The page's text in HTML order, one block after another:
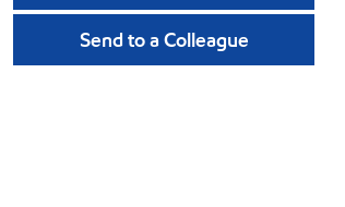
Send to a Colleague